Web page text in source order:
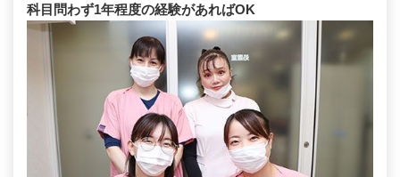
科目問わず1年程度の経験があればOK